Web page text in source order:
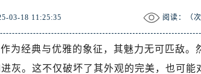
03-18 11:25:35 阅读：（次
为经典与优雅的象征，其魅力无可匹敌
灰。这不仅破坏了其外观的完美，也可能